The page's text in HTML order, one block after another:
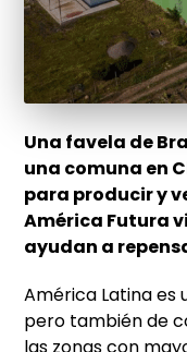
Una favela de
una comuna en
para producir y
América Futura
ayudan a
América Latina es
pero también de